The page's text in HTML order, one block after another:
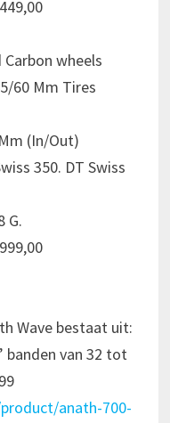
wheels
Mm Tires
(In/Out)
350. DT Swiss
Wave bestaat uit:
banden van 32 tot
anath-700-